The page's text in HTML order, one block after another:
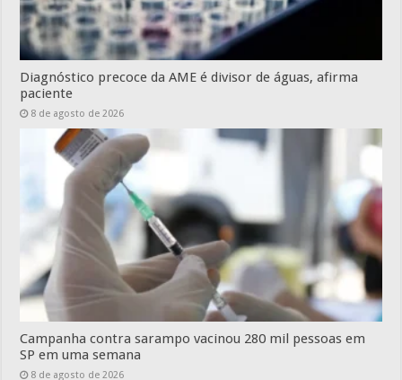
Diagnóstico precoce da AME é divisor de águas, afirma
paciente
8 de agosto de 2026
Campanha contra sarampo vacinou 280 mil pessoas em
SP em uma semana
8 de agosto de 2026